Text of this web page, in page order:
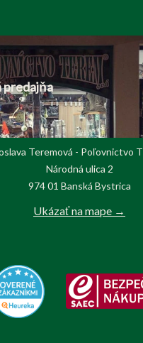
predajňa
Teremová - Poľovnictvo
Národná ulica 2
974 01 Banská Bystrica
Ukázať na mape →